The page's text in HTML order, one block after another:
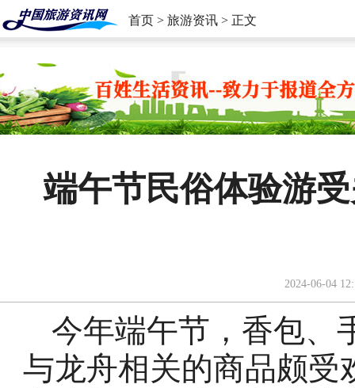
首页 > 旅游资讯 > 正文
端午节民俗体验游
2024-06-04
今年端午节，香包、
与龙舟相关的商品颇受